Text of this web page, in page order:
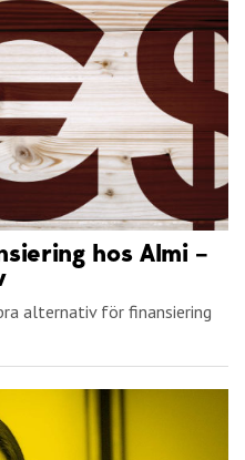
hos Almi –
alternativ för finansiering